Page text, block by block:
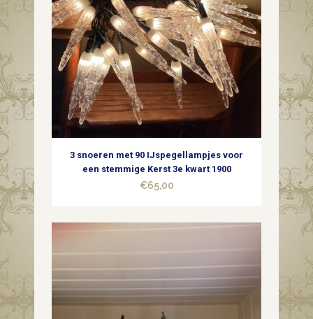
3 snoeren met 90 IJspegellampjes voor
een stemmige Kerst 3e kwart 1900
€65,00